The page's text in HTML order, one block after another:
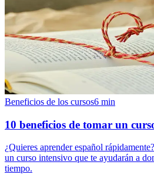
Beneficios de los cursos6 min
10 beneficios de tomar un
¿Quieres aprender español
un curso intensivo que te ayudarán a
tiempo.